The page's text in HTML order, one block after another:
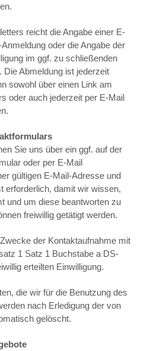
reicht die Angabe einer E-
oder die Angabe der
im ggf. zu schließenden
Abmeldung ist jederzeit
sowohl über einen Link am
oder auch jederzeit per E-Mail
Sie uns über ein ggf. auf der
oder per E-Mail
gültigen E-Mail-Adresse und
erforderlich, damit wir wissen,
und um diese beantworten zu
freiwillig getätigt werden.
der Kontaktaufnahme mit
1 Satz 1 Buchstabe a DS-
erteilten Einwilligung.
die wir für die Benutzung des
nach Erledigung der von
gelöscht.